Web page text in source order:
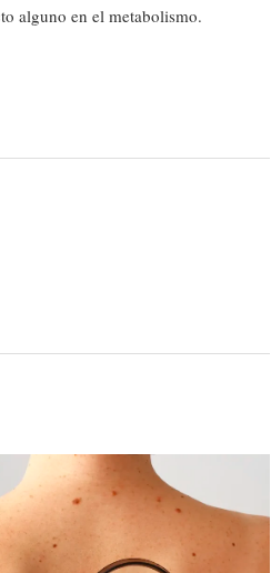
alguno en el metabolismo.